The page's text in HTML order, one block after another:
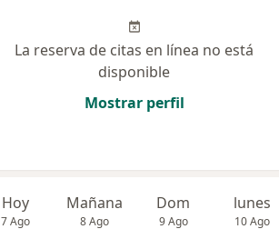
La reserva de citas en línea no está
disponible
Mostrar perfil
Hoy
7 Ago
Mañana
8 Ago
Dom
9 Ago
lunes
10 Ago